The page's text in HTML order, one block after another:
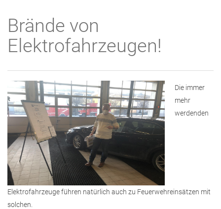
Brände von
Elektrofahrzeugen!
Die immer
mehr
werdenden
Elektrofahrzeuge führen natürlich auch zu Feuerwehreinsätzen mit
solchen.